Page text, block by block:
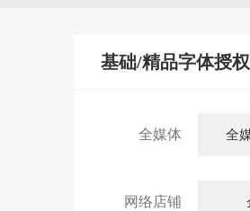
基础/精品字体授
全媒体 全
网络店铺